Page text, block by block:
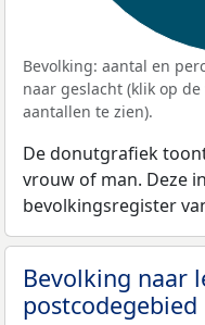
Bevolking: aantal en
naar geslacht (klik op
aantallen te zien).
De donutgrafiek
vrouw of man. Deze
bevolkingsregister
Bevolking naar
postcodegebied